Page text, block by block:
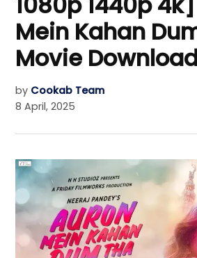
Mein Kahan
Movie
by Cookab Team
8 April, 2025